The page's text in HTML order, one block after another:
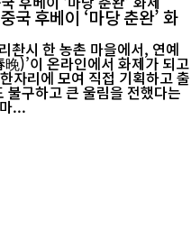
후베이 ‘마당 춘완’ 화
촨시 한 농촌 마을에서, 연예
)’이 온라인에서 화제가 되고
자리에 모여 직접 기획하고 출
불구하고 큰 울림을 전했다는
마...